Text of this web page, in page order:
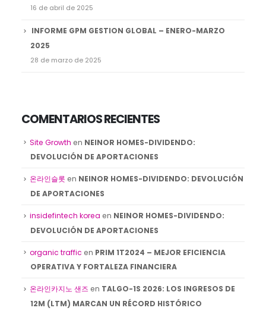
16 de abril de 2025
INFORME GPM GESTION GLOBAL – ENERO-MARZO
2025
28 de marzo de 2025
COMENTARIOS RECIENTES
Site Growth en NEINOR HOMES-DIVIDENDO:
DEVOLUCIÓN DE APORTACIONES
온라인슬롯 en NEINOR HOMES-DIVIDENDO: DEVOLUCIÓN
DE APORTACIONES
insidefintech korea en NEINOR HOMES-DIVIDENDO:
DEVOLUCIÓN DE APORTACIONES
organic traffic en PRIM 1T2024 – MEJOR EFICIENCIA
OPERATIVA Y FORTALEZA FINANCIERA
온라인카지노 샌즈 en TALGO-1S 2026: LOS INGRESOS DE
12M (LTM) MARCAN UN RÉCORD HISTÓRICO